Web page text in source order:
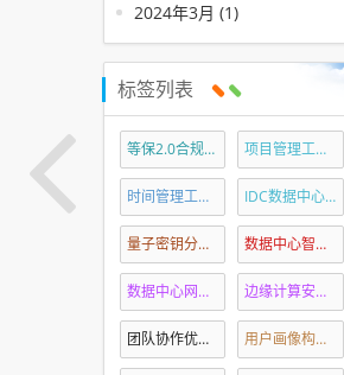
2024年3月 (1)
标签列表
等保2.0合规要求 (3) 项目管理工具推荐
时间管理工具推荐 (2) IDC数据中心节能技术
量子密钥分发QKD (2) 数据中心智能监控系统
数据中心网络安全防护 (2) 边缘计算安全防护措施
团队协作优化 用户画像构建方法